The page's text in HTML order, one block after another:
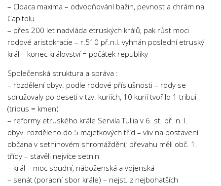
– Cloaca maxima – odvodňování bažin, pevnost a chrám na
Capitolu
– přes 200 let nadvláda etruských králů, pak růst moci
rodové aristokracie – r.510 př.n.l. vyhnán poslední etruský
král – konec království = počátek republiky
Společenská struktura a správa :
– rozdělení obyv. podle rodové příslušnosti – rody se
sdružovaly po deseti v tzv. kuriích, 10 kurií tvořilo 1 tribui
(tribus = kmen)
– reformy etruského krále Servila Tullia v 6. st. př. n. l.
obyv. rozděleno do 5 majetkových tříd – vliv na postavení
občana v setninovém shromáždění; převahu měli obč. 1.
třídy – stavěli nejvíce setnin
– král – moc soudní, náboženská a vojenská
– senát (poradní sbor krále) – nejst. z nejbohatších